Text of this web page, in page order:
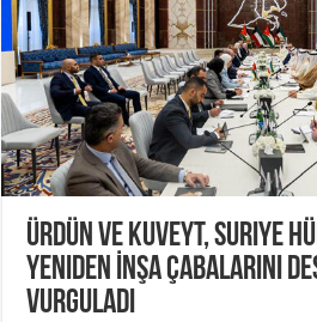
Ürdün Ve Kuveyt, Suriye
Yeniden İnşa Çabalarını
Vurguladı